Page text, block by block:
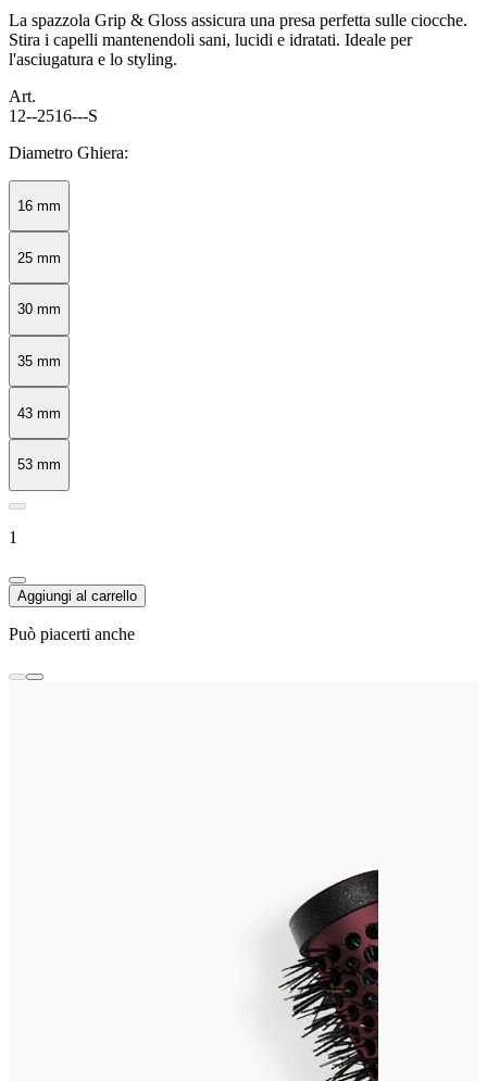
La spazzola Grip & Gloss assicura una presa perfetta sulle ciocche.
Stira i capelli mantenendoli sani, lucidi e idratati. Ideale per
l'asciugatura e lo styling.
Art.
12--2516---S
Diametro Ghiera:
16 mm
25 mm
30 mm
35 mm
43 mm
53 mm
1
Aggiungi al carrello
Può piacerti anche